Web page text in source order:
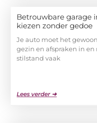
Betrouwbare garage
kiezen zonder gedoe
Je auto moet het
gezin en afspraken in en
stilstand vaak
Lees verder ➜